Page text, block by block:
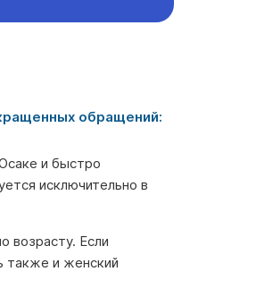
обращений:
и быстро
исключительно в
возрасту. Если
также и женский